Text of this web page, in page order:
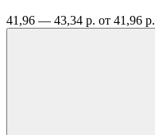
41,96 — 43,34 р. от 41,96 р.